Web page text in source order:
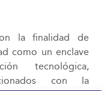
la finalidad de
como un enclave
tecnológica,
con la